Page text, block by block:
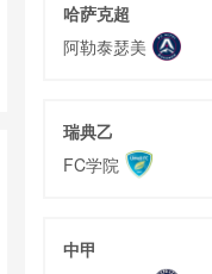
哈萨克超
阿勒泰瑟美
瑞典乙
FC学院
中甲